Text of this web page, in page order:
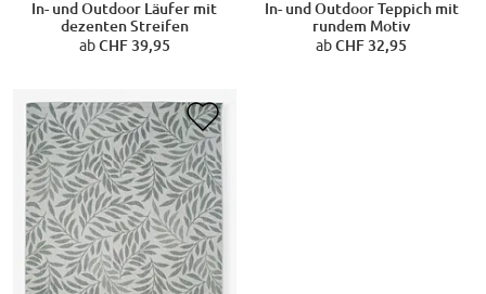
In- und Outdoor Läufer mit
dezenten Streifen
abCHF 39,95
In- und Outdoor Teppich mit
rundem Motiv
abCHF 32,95